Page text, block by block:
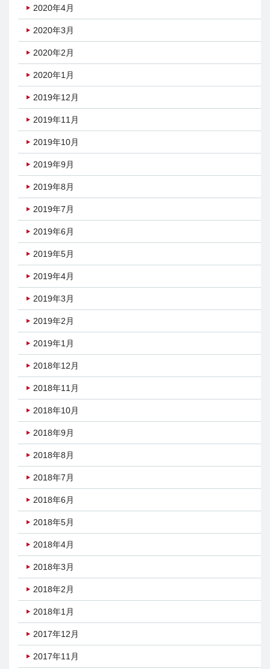
2020年4月
2020年3月
2020年2月
2020年1月
2019年12月
2019年11月
2019年10月
2019年9月
2019年8月
2019年7月
2019年6月
2019年5月
2019年4月
2019年3月
2019年2月
2019年1月
2018年12月
2018年11月
2018年10月
2018年9月
2018年8月
2018年7月
2018年6月
2018年5月
2018年4月
2018年3月
2018年2月
2018年1月
2017年12月
2017年11月